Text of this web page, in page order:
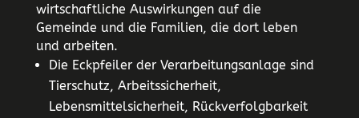
wirtschaftliche Auswirkungen auf die
Gemeinde und die Familien, die dort leben
und arbeiten.
Die Eckpfeiler der Verarbeitungsanlage sind
Tierschutz, Arbeitssicherheit,
Lebensmittelsicherheit, Rückverfolgbarkeit